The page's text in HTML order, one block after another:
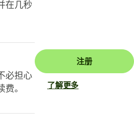
在几秒
必担心
。
注册
了解更多